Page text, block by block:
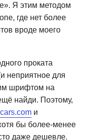
Я этим методом
где нет более
вроде моего
проката
неприятное для
шрифтом на
найди. Поэтому,
и
бы более-менее
даже дешевле.